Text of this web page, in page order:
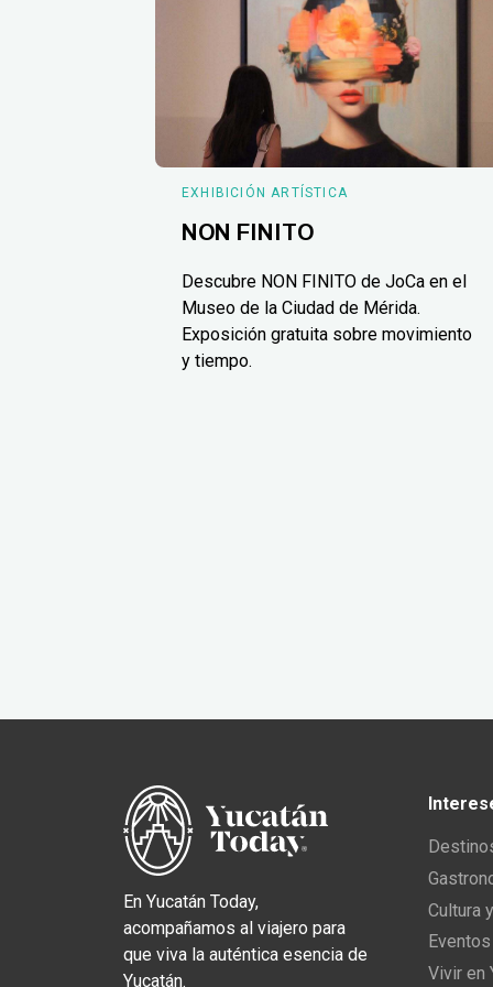
EXHIBICIÓN ARTÍSTICA
NON FINITO
Descubre NON FINITO de JoCa en el
Museo de la Ciudad de Mérida.
Exposición gratuita sobre movimiento
y tiempo.
En Yucatán Today,
acompañamos al viajero para
que viva la auténtica esencia de
Yucatán.
Cultura
Vivir en